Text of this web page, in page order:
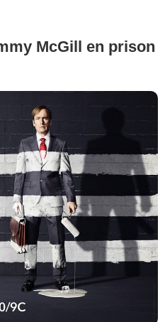
McGill en prison